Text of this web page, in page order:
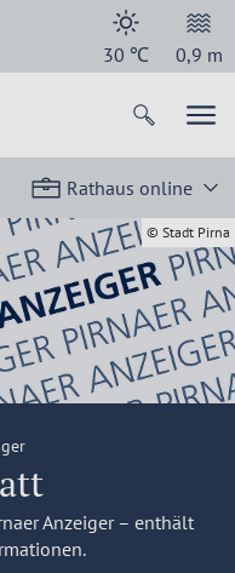
30 ℃ 0,9 m
Rathaus online
Anzeiger – enthält
© Stadt Pirna